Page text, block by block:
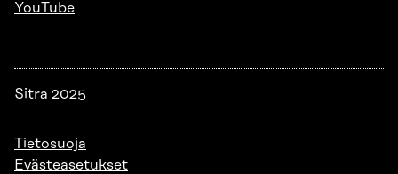
YouTube
Sitra 2025
Tietosuoja
Evästeasetukset